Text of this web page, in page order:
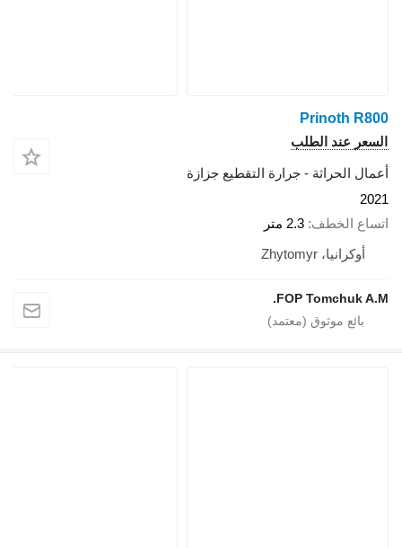
Prinoth R800
السعر عند الطلب
أعمال الحراثة - جرارة التقطيع جزازة
2021
اتساع الخطف 2.3 متر
أوكرانيا، Zhytomyr
FOP Tomchuk A.M.